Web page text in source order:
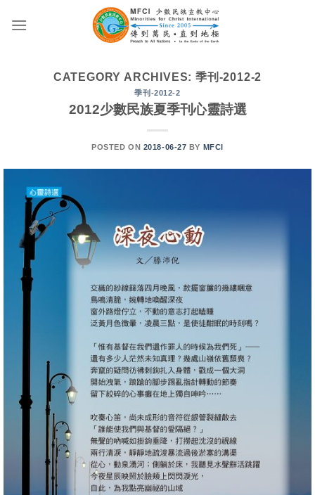
CATEGORY ARCHIVES: 季刊-2012-2
季刊-2012-2
2012少數民族夏季刊心靈詩選
POSTED ON 2018-06-27 BY MFCI